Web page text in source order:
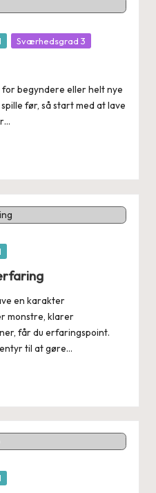
Sværhedsgrad 3
for begyndere eller helt nye
før, så start med at lave
en karakter
monstre, klarer
får du erfaringspoint.
til at gøre…